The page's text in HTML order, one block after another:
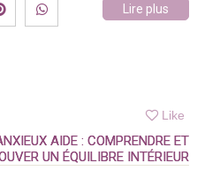
Lire plus
Like
AIDE : COMPRENDRE ET
UN ÉQUILIBRE INTÉRIEUR